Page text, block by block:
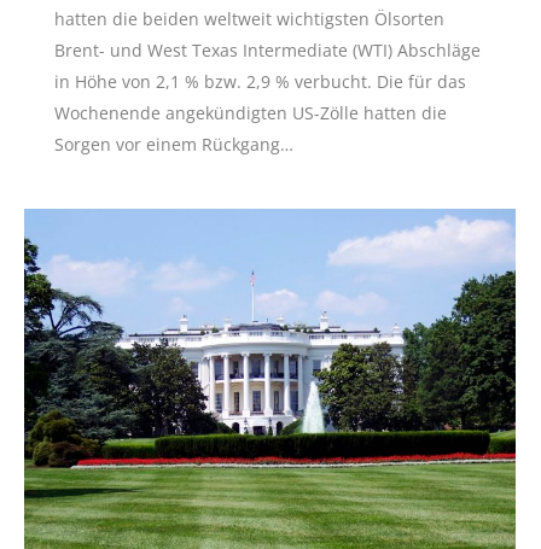
hatten die beiden weltweit wichtigsten Ölsorten
Brent- und West Texas Intermediate (WTI) Abschläge
in Höhe von 2,1 % bzw. 2,9 % verbucht. Die für das
Wochenende angekündigten US-Zölle hatten die
Sorgen vor einem Rückgang…